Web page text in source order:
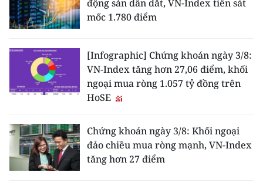
động sản dẫn dắt, VN-Index tiến sát
mốc 1.780 điểm
[Infographic] Chứng khoán ngày 3/8:
VN-Index tăng hơn 27,06 điểm, khối
ngoại mua ròng 1.057 tỷ đồng trên
HoSE
Chứng khoán ngày 3/8: Khối ngoại
đảo chiều mua ròng mạnh, VN-Index
tăng hơn 27 điểm